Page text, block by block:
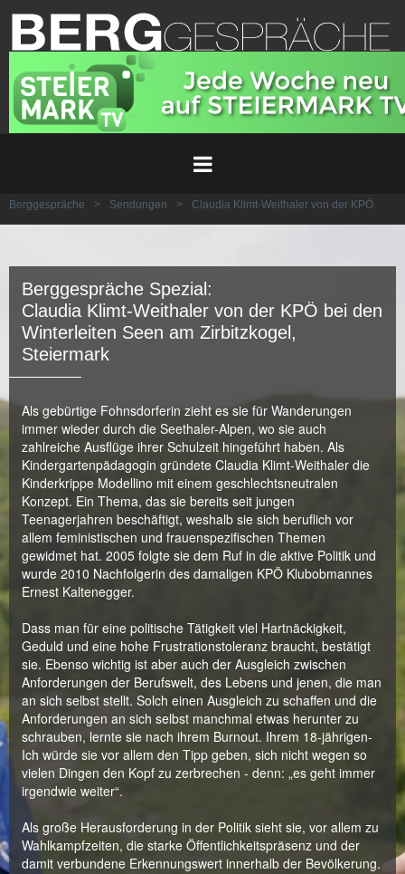
Berggespräche > Sendungen > Claudia Klimt-Weithaler von der KPÖ
Berggespräche Spezial:
Claudia Klimt-Weithaler von der KPÖ bei den
Winterleiten Seen am Zirbitzkogel,
Steiermark
Als gebürtige Fohnsdorferin zieht es sie für Wanderungen
immer wieder durch die Seethaler-Alpen, wo sie auch
zahlreiche Ausflüge ihrer Schulzeit hingeführt haben. Als
Kindergartenpädagogin gründete Claudia Klimt-Weithaler die
Kinderkrippe Modellino mit einem geschlechtsneutralen
Konzept. Ein Thema, das sie bereits seit jungen
Teenagerjahren beschäftigt, weshalb sie sich beruflich vor
allem feministischen und frauenspezifischen Themen
gewidmet hat. 2005 folgte sie dem Ruf in die aktive Politik und
wurde 2010 Nachfolgerin des damaligen KPÖ Klubobmannes
Ernest Kaltenegger.
Dass man für eine politische Tätigkeit viel Hartnäckigkeit,
Geduld und eine hohe Frustrationstoleranz braucht, bestätigt
sie. Ebenso wichtig ist aber auch der Ausgleich zwischen
Anforderungen der Berufswelt, des Lebens und jenen, die man
an sich selbst stellt. Solch einen Ausgleich zu schaffen und die
Anforderungen an sich selbst manchmal etwas herunter zu
schrauben, lernte sie nach ihrem Burnout. Ihrem 18-jährigen-
Ich würde sie vor allem den Tipp geben, sich nicht wegen so
vielen Dingen den Kopf zu zerbrechen - denn: „es geht immer
irgendwie weiter“.
Als große Herausforderung in der Politik sieht sie, vor allem zu
Wahlkampfzeiten, die starke Öffentlichkeitspräsenz und der
damit verbundene Erkennungswert innerhalb der Bevölkerung.